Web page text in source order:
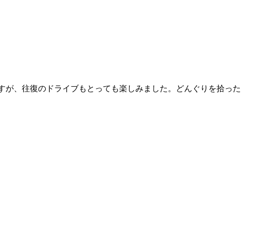
、往復のドライブもとっても楽しみました。どんぐりを拾った